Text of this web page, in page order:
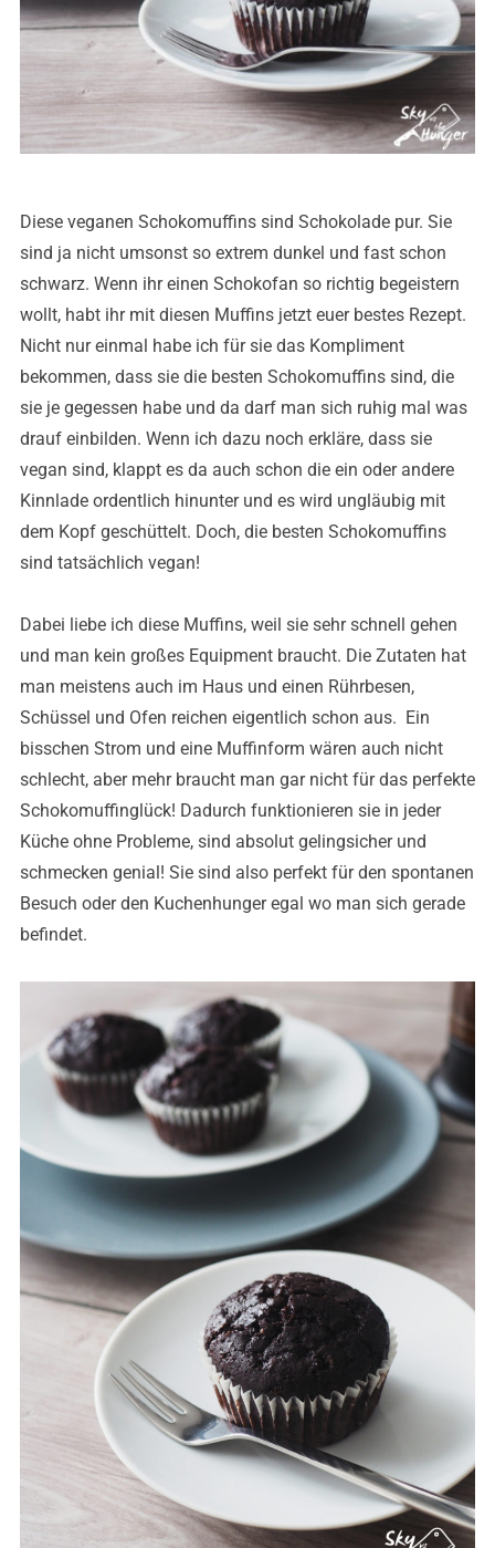
Diese veganen Schokomuffins sind Schokolade pur. Sie
sind ja nicht umsonst so extrem dunkel und fast schon
schwarz. Wenn ihr einen Schokofan so richtig begeistern
wollt, habt ihr mit diesen Muffins jetzt euer bestes Rezept.
Nicht nur einmal habe ich für sie das Kompliment
bekommen, dass sie die besten Schokomuffins sind, die
sie je gegessen habe und da darf man sich ruhig mal was
drauf einbilden. Wenn ich dazu noch erkläre, dass sie
vegan sind, klappt es da auch schon die ein oder andere
Kinnlade ordentlich hinunter und es wird ungläubig mit
dem Kopf geschüttelt. Doch, die besten Schokomuffins
sind tatsächlich vegan!
Dabei liebe ich diese Muffins, weil sie sehr schnell gehen
und man kein großes Equipment braucht. Die Zutaten hat
man meistens auch im Haus und einen Rührbesen,
Schüssel und Ofen reichen eigentlich schon aus. Ein
bisschen Strom und eine Muffinform wären auch nicht
schlecht, aber mehr braucht man gar nicht für das perfekte
Schokomuffinglück! Dadurch funktionieren sie in jeder
Küche ohne Probleme, sind absolut gelingsicher und
schmecken genial! Sie sind also perfekt für den spontanen
Besuch oder den Kuchenhunger egal wo man sich gerade
befindet.